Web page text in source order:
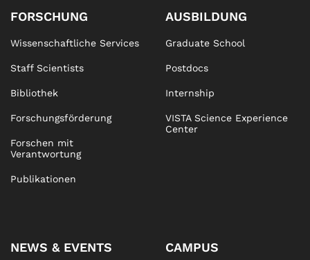
FORSCHUNG
Wissenschaftliche Services
Staff Scientists
Bibliothek
Forschungsförderung
Forschen mit
Verantwortung
Publikationen
AUSBILDUNG
Graduate School
Postdocs
Internship
VISTA Science Experience
Center
NEWS & EVENTS CAMPUS